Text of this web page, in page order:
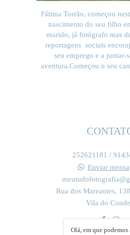
Fátima Torrão, começou
nascimento do seu filho
marido, já fotógrafo mas
reportagens sociais
seu emprego e a juntar-
aventura.Começou o seu
252621181 /
Enviar
Rua dos Mareantes,
Vila do
Olá, em que podemos